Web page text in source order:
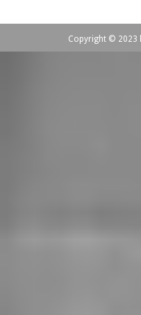
Copyright © 2023